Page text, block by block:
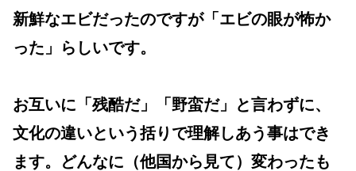
新鮮なエビだったのですが「エビの眼が怖か
った」らしいです。
お互いに「残酷だ」「野蛮だ」と言わずに、
文化の違いという括りで理解しあう事はでき
ます。どんなに（他国から見て）変わったも